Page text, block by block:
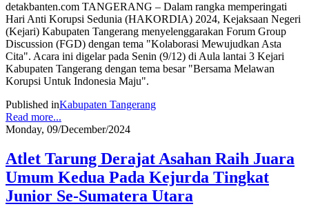
detakbanten.com TANGERANG – Dalam rangka memperingati
Hari Anti Korupsi Sedunia (HAKORDIA) 2024, Kejaksaan Negeri
(Kejari) Kabupaten Tangerang menyelenggarakan Forum Group
Discussion (FGD) dengan tema "Kolaborasi Mewujudkan Asta
Cita". Acara ini digelar pada Senin (9/12) di Aula lantai 3 Kejari
Kabupaten Tangerang dengan tema besar "Bersama Melawan
Korupsi Untuk Indonesia Maju".
Published inKabupaten Tangerang
Read more...
Monday, 09/December/2024
Atlet Tarung Derajat Asahan Raih Juara
Umum Kedua Pada Kejurda Tingkat
Junior Se-Sumatera Utara